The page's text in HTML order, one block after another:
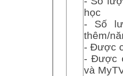
học
- Số
thêm/
- Được
- Được
và